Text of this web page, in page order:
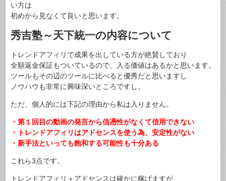
い方は
初めから見なくて良いと思います。
秀吉塾～天下統一の内容について
トレンドアフィリで成果を出している方が絶賛しており
全額返金保証もついているので、入る価値はあるかと思います。
ツールもその辺のツールに比べると優秀だと思いますし
ノウハウも非常に興味深いところですし。
ただ、個人的には下記の理由から私は入りません。
・第１回目の動画の発言から信憑性がなくて信用できない
・トレンドアフィリはアドセンスを使う為、安定性がない
・新手法といっても飽和する可能性も十分ある
これら3点です。
トレンドアフィリ＋アドセンスは確かに稼げますが